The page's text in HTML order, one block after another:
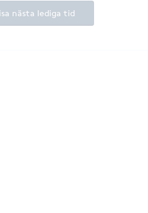
nästa lediga tid